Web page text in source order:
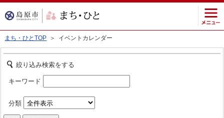
まち・ひとTOP ＞ イベントカレンダー
絞り込み検索をする
キーワード
分類